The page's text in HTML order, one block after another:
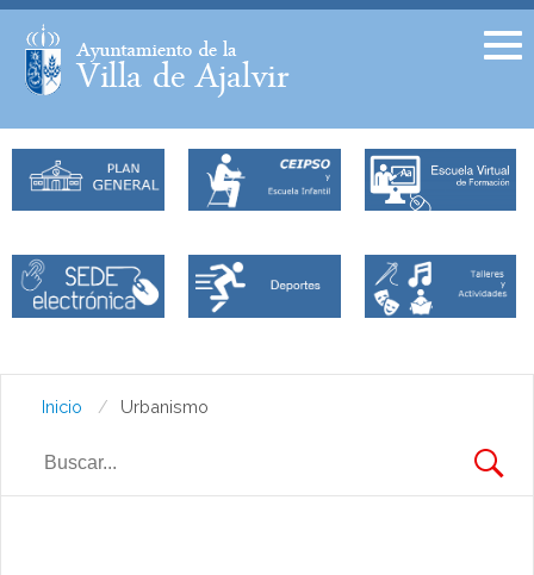
Facebook
Inicio Urbanismo